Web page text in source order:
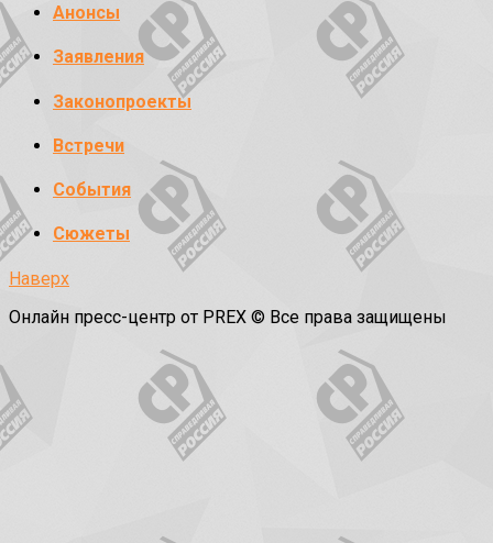
Анонсы
Заявления
Законопроекты
Встречи
События
Сюжеты
Наверх
Онлайн пресс-центр от PREX © Все права защищены